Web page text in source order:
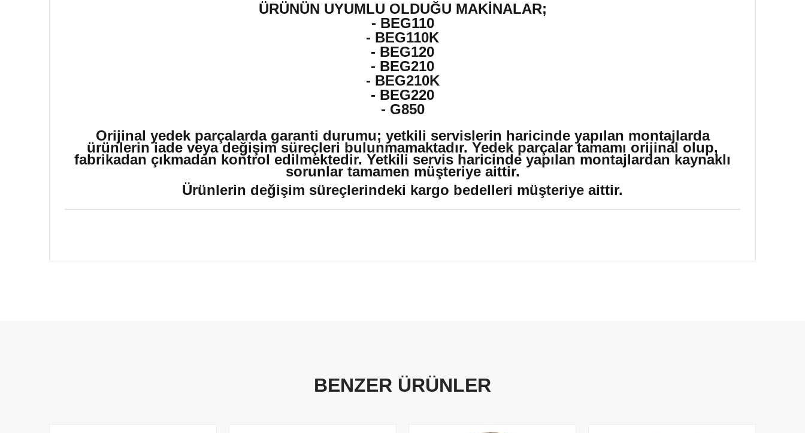
ÜRÜNÜN UYUMLU OLDUĞU MAKİNALAR;
- BEG110
- BEG110K
- BEG120
- BEG210
- BEG210K
- BEG220
- G850
Orijinal yedek parçalarda garanti durumu; yetkili servislerin haricinde yapılan montajlarda
ürünlerin iade veya değişim süreçleri bulunmamaktadır. Yedek parçalar tamamı orijinal olup,
fabrikadan çıkmadan kontrol edilmektedir. Yetkili servis haricinde yapılan montajlardan kaynaklı
sorunlar tamamen müşteriye aittir.
Ürünlerin değişim süreçlerindeki kargo bedelleri müşteriye aittir.
BENZER ÜRÜNLER